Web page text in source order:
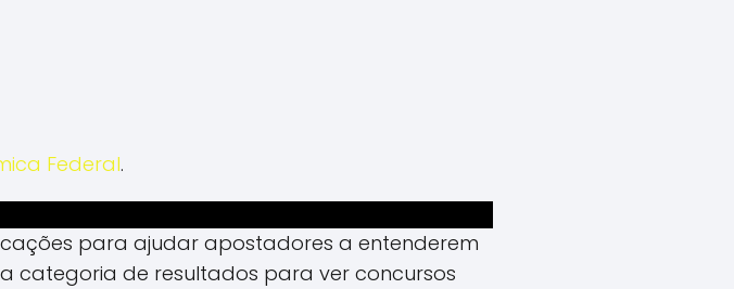
Federal.
para ajudar apostadores a entenderem
categoria de resultados para ver concursos